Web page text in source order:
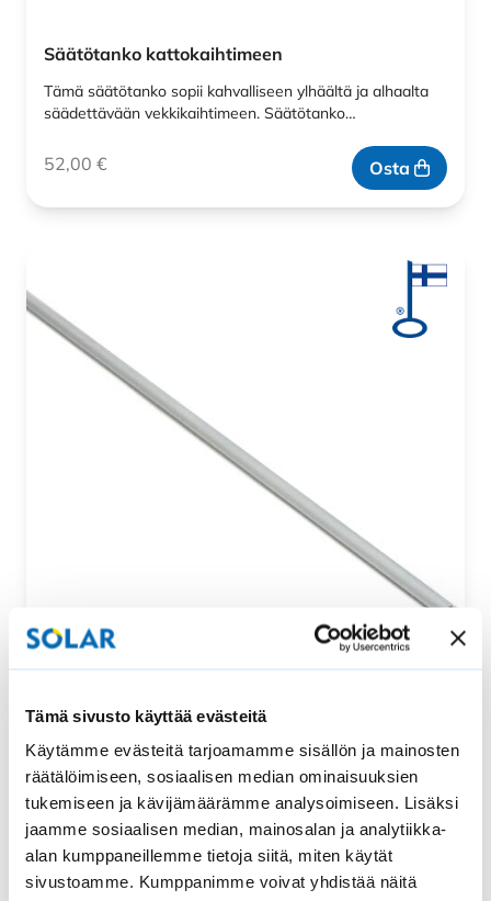
Tämä sivusto käyttää evästeitä
Käytämme evästeitä tarjoamamme sisällön ja mainosten
räätälöimiseen, sosiaalisen median ominaisuuksien
tukemiseen ja kävijämäärämme analysoimiseen. Lisäksi
jaamme sosiaalisen median, mainosalan ja analytiikka-
alan kumppaneillemme tietoja siitä, miten käytät
sivustoamme. Kumppanimme voivat yhdistää näitä
Säätötanko kattokaihtimeen
Tämä säätötanko sopii kahvalliseen ylhäältä ja alhaalta
säädettävään vekkikaihtimeen. Säätötanko…
52,00 € Osta
Säätötanko ylhäältä ja alhaalta säädettävään
vekkikaihtimeen
Tämä säätötanko sopii uralliseen ylhäältä ja alhaalta
säädettävään vekkikaihtimeen. Säätötangon pituus…
52,00€ Osta